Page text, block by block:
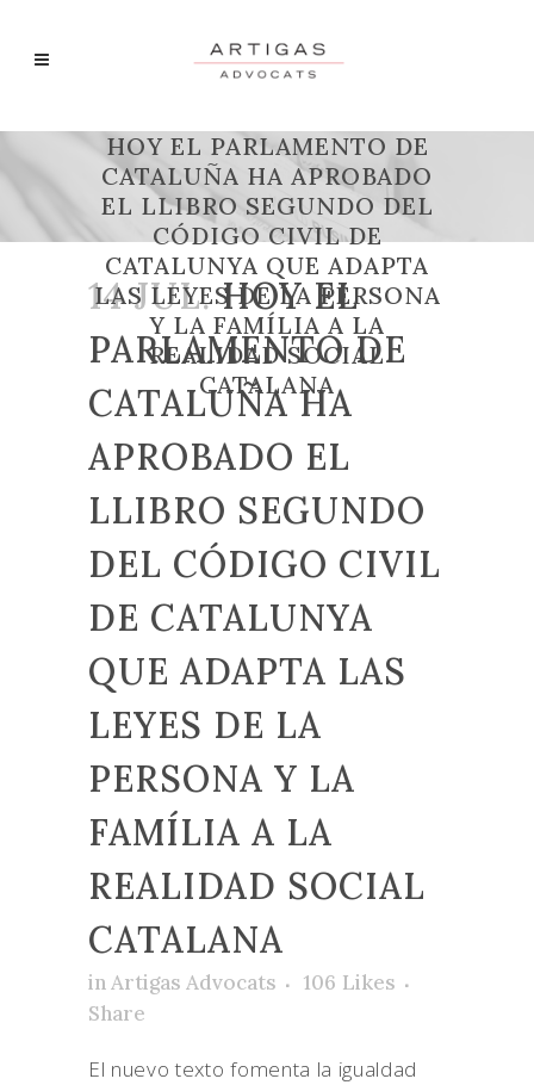
HOY EL PARLAMENTO DE
CATALUÑA HA APROBADO
EL LLIBRO SEGUNDO DEL
CÓDIGO CIVIL DE
CATALUNYA QUE ADAPTA
LAS LEYES DE LA PERSONA
Y LA FAMÍLIA A LA
REALIDAD SOCIAL
CATALANA
14 JUL.HOY EL
PARLAMENTO DE
CATALUÑA HA
APROBADO EL
LLIBRO SEGUNDO
DEL CÓDIGO CIVIL
DE CATALUNYA
QUE ADAPTA LAS
LEYES DE LA
PERSONA Y LA
FAMÍLIA A LA
REALIDAD SOCIAL
CATALANA
inArtigas Advocats 106 Likes
Share
El nuevo texto fomenta la igualdad